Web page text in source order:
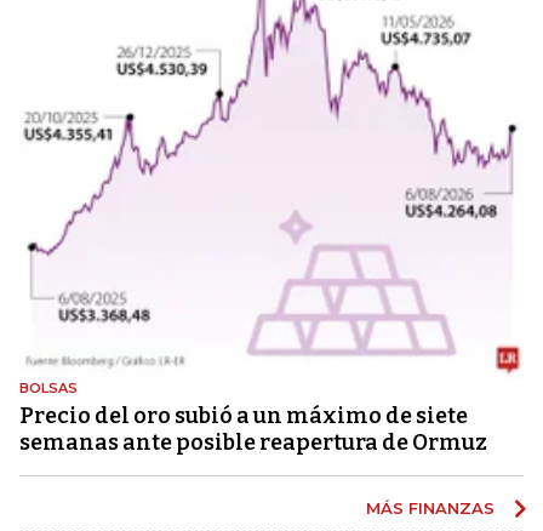
BOLSAS
Precio del oro subió a un máximo de siete
semanas ante posible reapertura de Ormuz
MÁS FINANZAS